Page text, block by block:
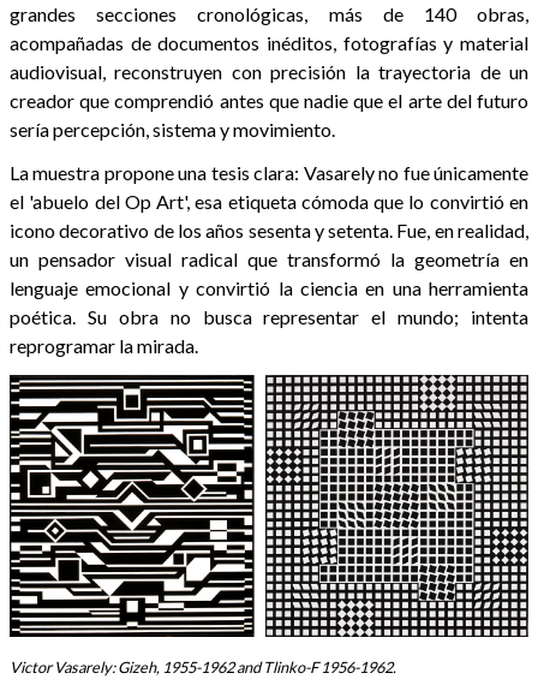
grandes secciones cronológicas, más de 140 obras,
acompañadas de documentos inéditos, fotografías y material
audiovisual, reconstruyen con precisión la trayectoria de un
creador que comprendió antes que nadie que el arte del futuro
sería percepción, sistema y movimiento.
La muestra propone una tesis clara: Vasarely no fue únicamente
el 'abuelo del Op Art', esa etiqueta cómoda que lo convirtió en
icono decorativo de los años sesenta y setenta. Fue, en realidad,
un pensador visual radical que transformó la geometría en
lenguaje emocional y convirtió la ciencia en una herramienta
poética. Su obra no busca representar el mundo; intenta
reprogramar la mirada.
Victor Vasarely: Gizeh, 1955-1962 and Tlinko-F 1956-1962.